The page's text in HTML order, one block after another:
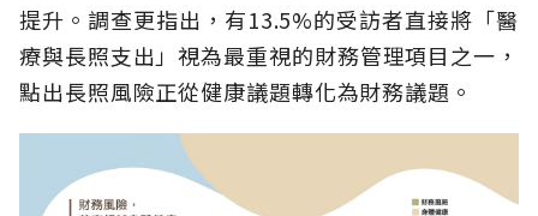
提升。調查更指出，有13.5%的受訪者直接將「醫
療與長照支出」視為最重視的財務管理項目之一，
點出長照風險正從健康議題轉化為財務議題。